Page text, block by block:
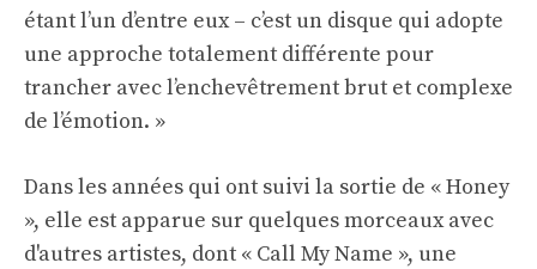
étant l’un d’entre eux – c’est un disque qui adopte
une approche totalement différente pour
trancher avec l’enchevêtrement brut et complexe
de l’émotion. »
Dans les années qui ont suivi la sortie de « Honey
», elle est apparue sur quelques morceaux avec
d'autres artistes, dont « Call My Name », une